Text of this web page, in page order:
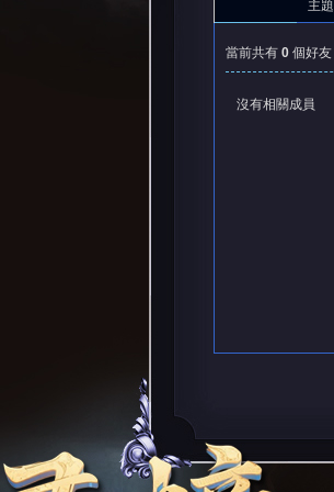
主題
當前共有 0個好友
沒有相關成員